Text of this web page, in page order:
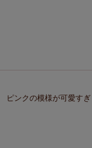
ピンクの模様が可愛す